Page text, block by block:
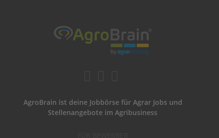
AgroBrain ist deine Jobbörse für Agrar Jobs und
Stellenangebote im Agribusiness